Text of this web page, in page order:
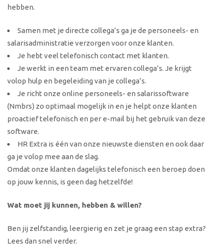
hebben.
Samen met je directe collega’s ga je de personeels- en
salarisadministratie verzorgen voor onze klanten.
Je hebt veel telefonisch contact met klanten.
Je werkt in een team met ervaren collega’s. Je krijgt
volop hulp en begeleiding van je collega’s.
Je richt onze online personeels- en salarissoftware
(Nmbrs) zo optimaal mogelijk in en je helpt onze klanten
proactief telefonisch en per e-mail bij het gebruik van deze
software.
HR Extra is één van onze nieuwste diensten en ook daar
ga je volop mee aan de slag.
Omdat onze klanten dagelijks telefonisch een beroep doen
op jouw kennis, is geen dag hetzelfde!
Wat moet jij kunnen, hebben & willen?
Ben jij zelfstandig, leergierig en zet je graag een stap extra?
Lees dan snel verder.